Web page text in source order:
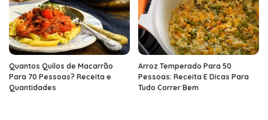
Quantos Quilos de Macarrão
Para 70 Pessoas? Receita e
Quantidades
Arroz Temperado Para 50
Pessoas: Receita E Dicas Para
Tudo Correr Bem